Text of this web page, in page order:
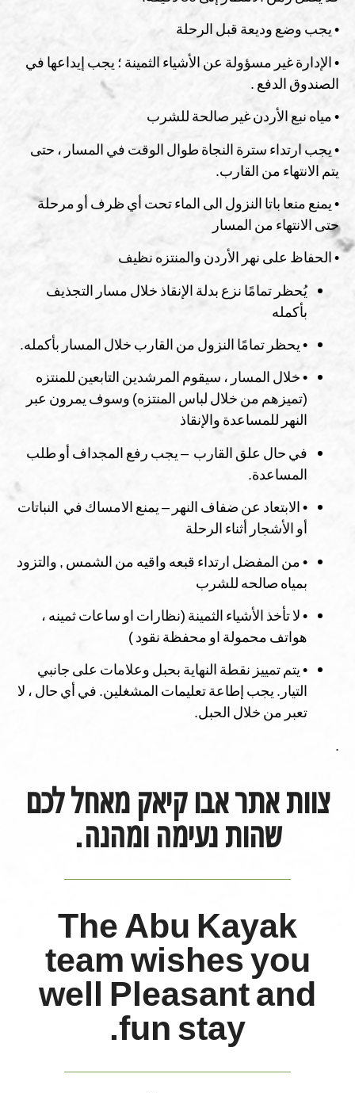
• يجب وضع وديعة قبل الرحلة
• الإدارة غير مسؤولة عن الأشياء الثمينة ؛ يجب إيداعها في
الصندوق الدفع .
• مياه نبع الأردن غير صالحة للشرب
• يجب ارتداء سترة النجاة طوال الوقت في المسار ، حتى
يتم الانتهاء من القارب.
• يمنع منعا باتا النزول الى الماء تحت أي ظرف أو مرحلة
حتى الانتهاء من المسار
• الحفاظ على نهر الأردن والمنتزه نظيف
يُحظر تمامًا نزع بدلة الإنقاذ خلال مسار التجذيف
بأكمله
• يحظر تمامًا النزول من القارب خلال المسار بأكمله.
• خلال المسار ، سيقوم المرشدين التابعين للمنتزه
(تميزهم من خلال لباس المنتزه) وسوف يمرون عبر
النهر للمساعدة والإنقاذ
في حال علق القارب – يجب رفع المجداف أو طلب
المساعدة.
• الابتعاد عن ضفاف النهر – يمنع الامساك في النباتات
أو الأشجار أثناء الرحلة
• من المفضل ارتداء قبعه واقيه من الشمس , والتزود
بمياه صالحه للشرب
• لا تأخذ الأشياء الثمينة (نظارات او ساعات ثمينه ،
هواتف محمولة او محفظة نقود )
• يتم تمييز نقطة النهاية بحبل وعلامات على جانبي
التيار. يجب إطاعة تعليمات المشغلين. في أي حال ، لا
تعبر من خلال الحبل.
.
צוות אתר אבו קיאק מאחל לכם
שהות נעימה ומהנה.
The Abu Kayak
team wishes you
well Pleasant and
fun stay.